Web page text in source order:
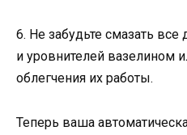
6. Не забудьте смазать
и уровнителей вазелином
облегчения их работы.
Теперь ваша